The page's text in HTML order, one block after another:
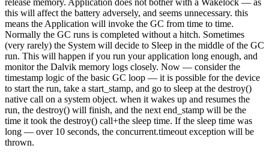
release memory. Application does not bother with a Wakelock — as
this will affect the battery adversely, and seems unnecessary. this
means the Application will invoke the GC from time to time.
Normally the GC runs is completed without a hitch. Sometimes
(very rarely) the System will decide to Sleep in the middle of the GC
run. This will happen if you run your application long enough, and
monitor the Dalvik memory logs closely. Now — consider the
timestamp logic of the basic GC loop — it is possible for the device
to start the run, take a start_stamp, and go to sleep at the destroy()
native call on a system object. when it wakes up and resumes the
run, the destroy() will finish, and the next end_stamp will be the
time it took the destroy() call+the sleep time. If the sleep time was
long — over 10 seconds, the concurrent.timeout exception will be
thrown.